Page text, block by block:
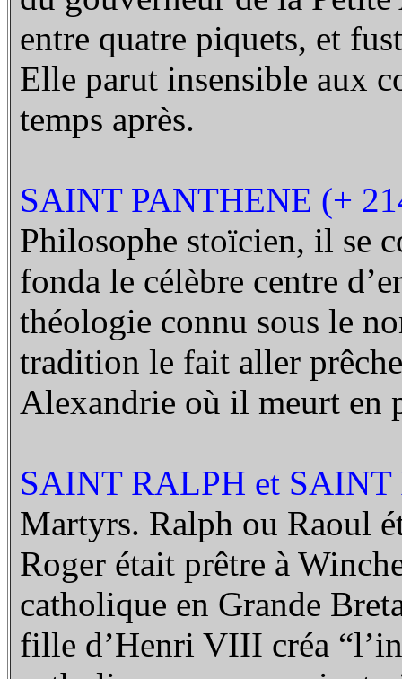
entre quatre piquets, et
Elle parut insensible aux
temps après.
SAINT PANTHENE (+
Philosophe stoïcien, il se
fonda le célèbre centre
théologie connu sous le
tradition le fait aller
Alexandrie où il meurt en
SAINT RALPH et SAINT
Martyrs. Ralph ou Raoul
Roger était prêtre à
catholique en Grande
fille d’Henri VIII créa